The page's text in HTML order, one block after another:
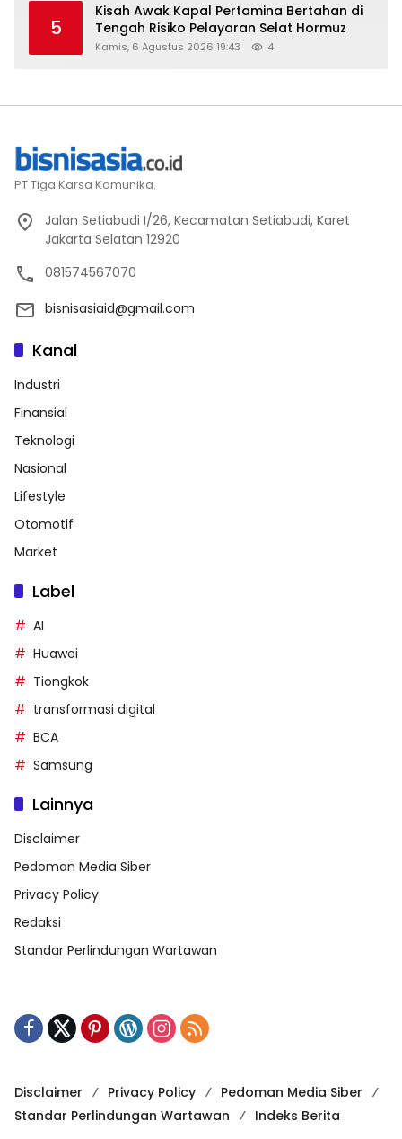
5
Kisah Awak Kapal Pertamina Bertahan di
Tengah Risiko Pelayaran Selat Hormuz
Kamis, 6 Agustus 2026 19:43 4
PT Tiga Karsa Komunika.
Jalan Setiabudi I/26, Kecamatan Setiabudi, Karet
Jakarta Selatan 12920
081574567070
bisnisasiaid@gmail.com
Kanal
Industri
Finansial
Teknologi
Nasional
Lifestyle
Otomotif
Market
Label
AI
Huawei
Tiongkok
transformasi digital
BCA
Samsung
Lainnya
Disclaimer
Pedoman Media Siber
Privacy Policy
Redaksi
Standar Perlindungan Wartawan
Disclaimer Privacy Policy
Pedoman Media Siber
Standar Perlindungan Wartawan
Indeks Berita